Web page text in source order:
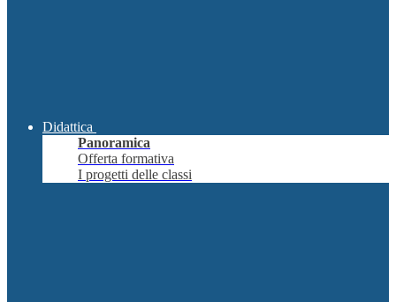
Didattica
Panoramica
Offerta formativa
I progetti delle classi